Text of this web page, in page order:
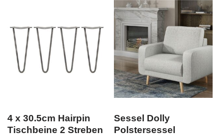
4 x 30.5cm Hairpin
Tischbeine 2 Streben
Sessel Dolly
Polstersessel